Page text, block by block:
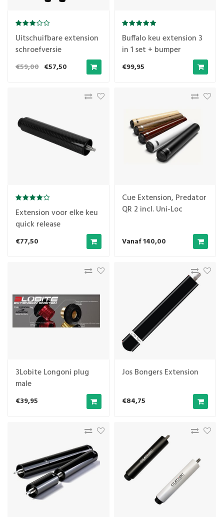
Uitschuifbare extension
schroefversie
€59,00 €57,50
Buffalo keu extension 3
in 1 set + bumper
€99,95
Extension voor elke keu
quick release
€77,50
Cue Extension, Predator
QR 2 incl. Uni-Loc
Vanaf 140,00
3Lobite Longoni plug
male
€39,95
Jos Bongers Extension
€84,75